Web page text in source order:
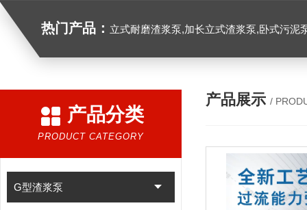
热门产品： 立式耐磨渣浆泵,加长立式渣浆泵,卧式污泥
产品分类
PRODUCT CATEGORY
G型渣浆泵
产品展示 /